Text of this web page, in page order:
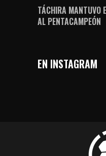
TÁCHIRA MANTUVO
AL PENTACAMPEÓN
EN INSTAGRAM